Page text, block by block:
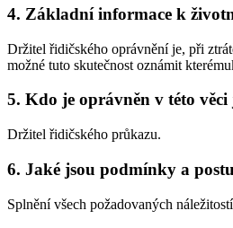
4. Základní informace k
Držitel řidičského oprávnění je, při
možné tuto skutečnost oznámit
5. Kdo je oprávněn v této
Držitel řidičského průkazu.
6. Jaké jsou podmínky a
Splnění všech požadovaných